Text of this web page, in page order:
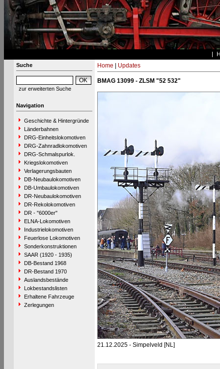
Suche
zur erweiterten Suche
Navigation
Geschichte & Hintergründe
Länderbahnen
DRG-Einheitslokomotiven
DRG-Zahnradlokomotiven
DRG-Schmalspurlok.
Kriegslokomotiven
Verlagerungsbauten
DB-Neubaulokomotiven
DB-Umbaulokomotiven
DR-Neubaulokomotiven
DR-Rekolokomotiven
DR - "6000er"
ELNA-Lokomotiven
Industrielokomotiven
Feuerlose Lokomotiven
Sonderkonstruktionen
SAAR (1920 - 1935)
DB-Bestand 1968
DR-Bestand 1970
Auslandsbestände
Lokbestandslisten
Erhaltene Fahrzeuge
Zerlegungen
Home Updates
BMAG 13099 - ZLSM "52 532"
21.12.2025 - Simpelveld [NL]